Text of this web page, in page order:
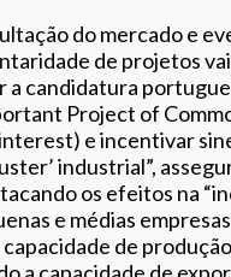
do mercado e
de projetos
a candidatura
Project of
e incentivar
industrial”,
os efeitos na
e médias
de